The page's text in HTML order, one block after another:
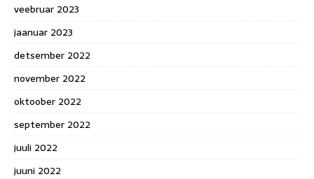
veebruar 2023
jaanuar 2023
detsember 2022
november 2022
oktoober 2022
september 2022
juuli 2022
juuni 2022